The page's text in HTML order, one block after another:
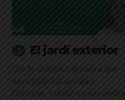
El jardí exterior
"De la mateixa manera que
necessito harmonia a
l’interior, també en necessito